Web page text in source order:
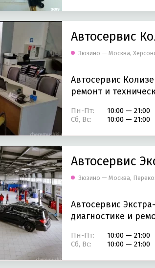
Автосервис
Зюзино — Москва,
Автосервис
ремонт и
Пн-Пт:
10:00 — 21:00
Сб, Вс:
10:00 — 21:00
Автосервис
Зюзино — Москва,
Автосервис
диагностике и
Пн-Пт:
10:00 — 21:00
Сб, Вс:
10:00 — 21:00